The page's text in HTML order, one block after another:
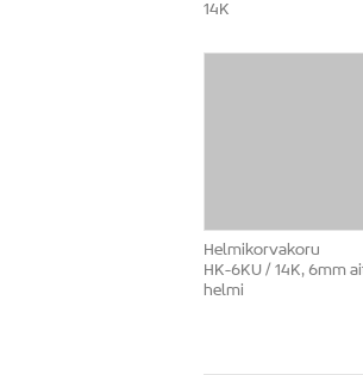
14K
Helmikorvakoru
HK-6KU / 14K, 6mm
helmi